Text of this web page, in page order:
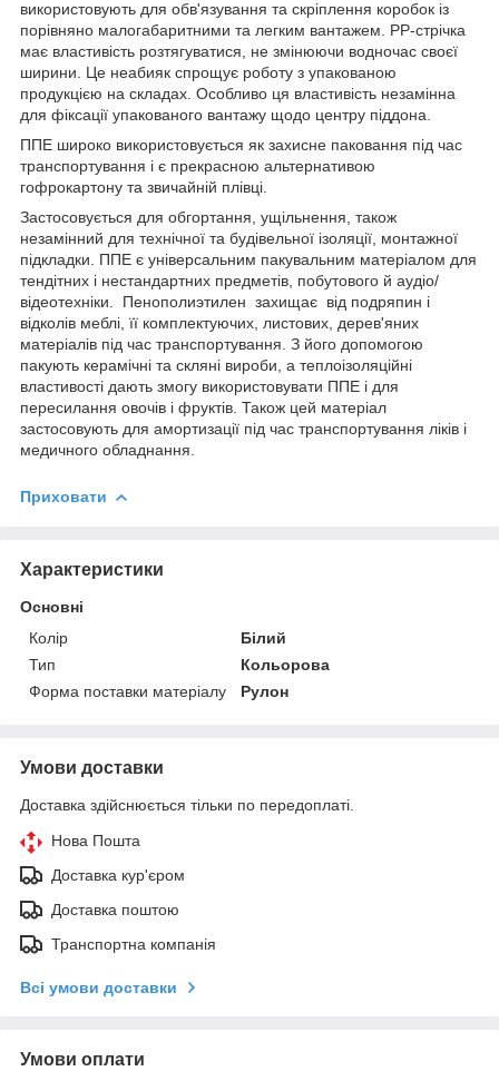
використовують для обв'язування та скріплення коробок із
порівняно малогабаритними та легким вантажем. РР-стрічка
має властивість розтягуватися, не змінюючи водночас своєї
ширини. Це неабияк спрощує роботу з упакованою
продукцією на складах. Особливо ця властивість незамінна
для фіксації упакованого вантажу щодо центру піддона.
ППЕ широко використовується як захисне паковання під час
транспортування і є прекрасною альтернативою
гофрокартону та звичайній плівці.
Застосовується для обгортання, ущільнення, також
незамінний для технічної та будівельної ізоляції, монтажної
підкладки. ППЕ є універсальним пакувальним матеріалом для
тендітних і нестандартних предметів, побутового й аудіо/
відеотехніки. Пенополиэтилен захищає від подряпин і
відколів меблі, її комплектуючих, листових, дерев'яних
матеріалів під час транспортування. З його допомогою
пакують керамічні та скляні вироби, а теплоізоляційні
властивості дають змогу використовувати ППЕ і для
пересилання овочів і фруктів. Також цей матеріал
застосовують для амортизації під час транспортування ліків і
медичного обладнання.
Приховати
Характеристики
Основні
Колір
Білий
Тип
Кольорова
Форма поставки матеріалу
Рулон
Умови доставки
Доставка здійснюється тільки по передоплаті.
Нова Пошта
Доставка кур'єром
Доставка поштою
Транспортна компанія
Всі умови доставки
Умови оплати